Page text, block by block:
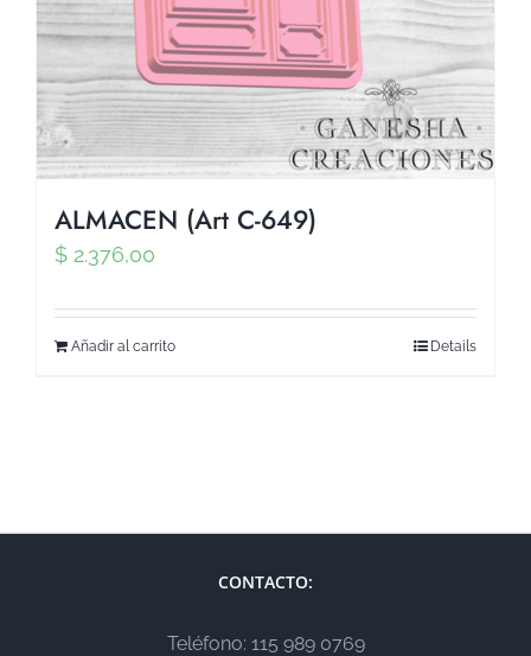
ALMACEN (Art C-649)
$ 2.376,00
Añadir al carrito Details
CONTACTO:
Teléfono: 115 989 0769